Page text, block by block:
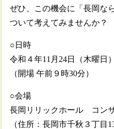
ぜひ、この機会に「長岡な
ついて考えてみませんか？
○日時
令和４年11月24日（木曜
（開場 午前９時30分）
○会場
長岡リリックホール コン
（住所：長岡市千秋３丁目